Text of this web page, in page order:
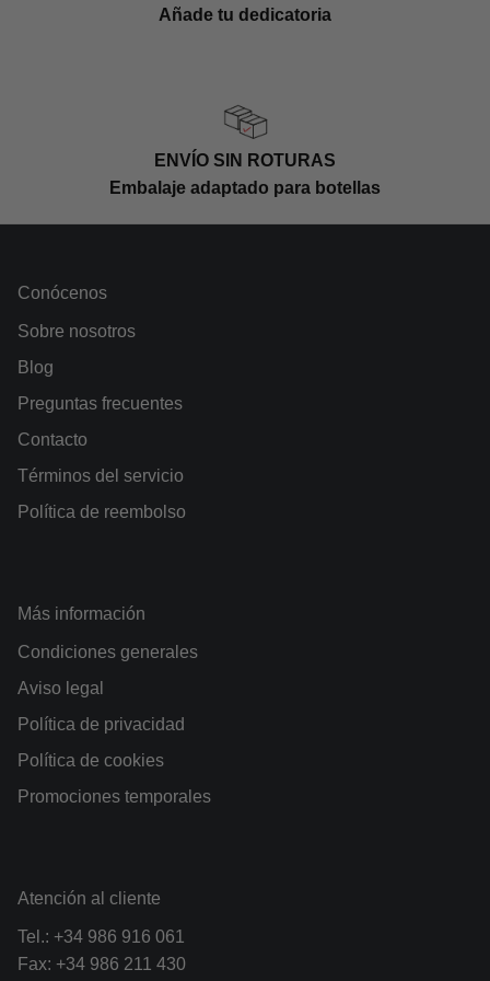
Añade tu dedicatoria
ENVÍO SIN ROTURAS
Embalaje adaptado para botellas
Conócenos
Sobre nosotros
Blog
Preguntas frecuentes
Contacto
Términos del servicio
Política de reembolso
Más información
Condiciones generales
Aviso legal
Política de privacidad
Política de cookies
Promociones temporales
Atención al cliente
Tel.: +34 986 916 061
Fax: +34 986 211 430